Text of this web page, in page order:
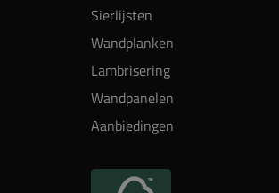
Sierlijsten
Wandplanken
Lambrisering
Wandpanelen
Aanbiedingen